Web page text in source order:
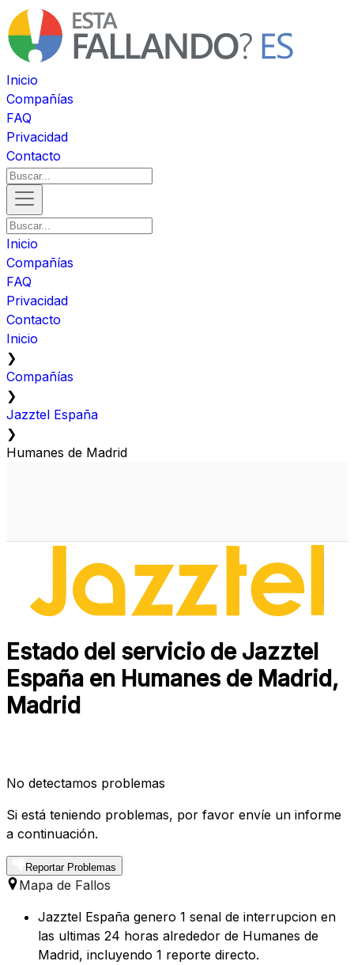
Inicio
Compañías
FAQ
Privacidad
Contacto
Inicio
Compañías
FAQ
Privacidad
Contacto
Inicio
❯
Compañías
❯
Jazztel España
❯
Humanes de Madrid
Estado del servicio de Jazztel
España en Humanes de Madrid,
Madrid
No detectamos problemas
Si está teniendo problemas, por favor envíe un informe
a continuación.
Reportar Problemas
Mapa de Fallos
Jazztel España genero 1 senal de interrupcion en
las ultimas 24 horas alrededor de Humanes de
Madrid, incluyendo 1 reporte directo.